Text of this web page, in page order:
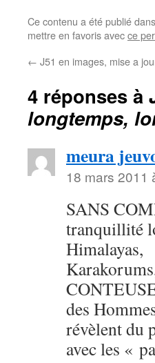
Ce contenu a été publié dans
mettre en favoris avecce
← J51 en images, mise a
4 réponses à
longtemps,
meura
18 mars 2011
SANS
tranquillité
Himalayas,
des
révèlent du
avec les «